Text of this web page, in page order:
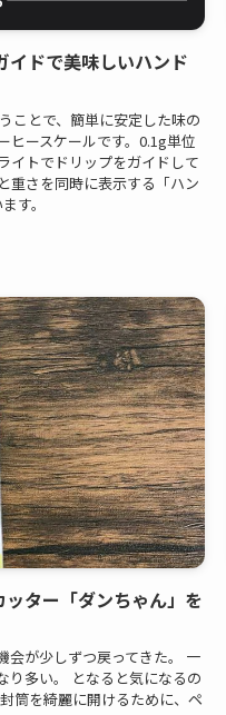
イドで美味しいハンド
ことで、簡単に安定した味の
ヒースケールです。0.1g単位
イトでドリップをガイドして
重さを同時に表示する「ハン
す。
ター「ダンちゃん」を
会が少しずつ戻ってきた。 一
り多い。 となると気になるの
筒を綺麗に開けるために、ペ